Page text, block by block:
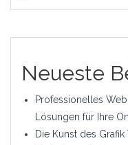
Neueste
Professionelles
Lösungen für Ihre
Die Kunst des